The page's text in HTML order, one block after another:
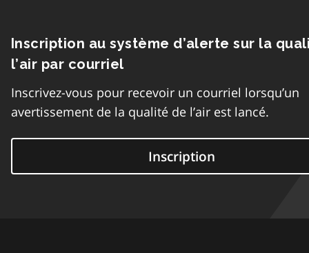
Inscription au système d’alerte sur la
l’air par courriel
Inscrivez-vous pour recevoir un courriel lorsqu’un
avertissement de la qualité de l’air est lancé.
Inscription